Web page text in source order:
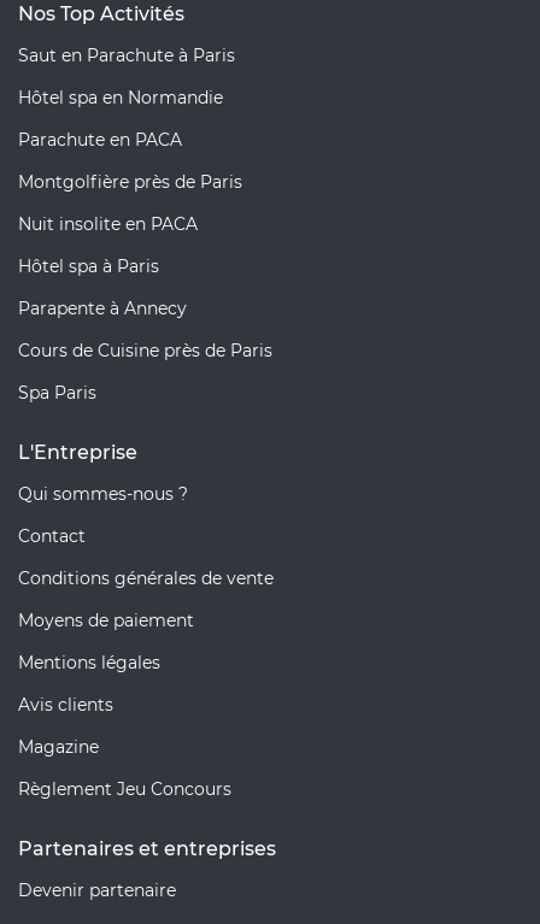
Nos Top Activités
Saut en Parachute à Paris
Hôtel spa en Normandie
Parachute en PACA
Montgolfière près de Paris
Nuit insolite en PACA
Hôtel spa à Paris
Parapente à Annecy
Cours de Cuisine près de Paris
Spa Paris
L'Entreprise
Qui sommes-nous ?
Contact
Conditions générales de vente
Moyens de paiement
Mentions légales
Avis clients
Magazine
Règlement Jeu Concours
Partenaires et entreprises
Devenir partenaire